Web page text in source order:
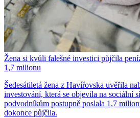
Žena si kvůli falešné investici půjčila
1,7 milionu
Šedesátiletá žena z Havířovska uvěřila
investování, která se objevila na sociální
podvodníkům postupně poslala 1,7
dokonce půjčila.